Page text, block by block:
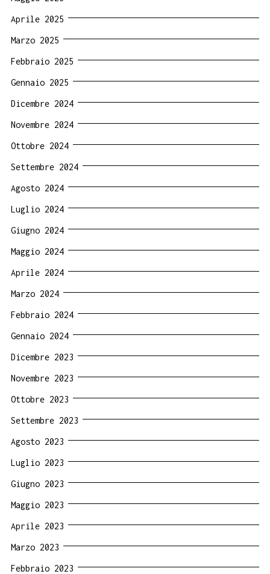
Aprile 2025
Marzo 2025
Febbraio 2025
Gennaio 2025
Dicembre 2024
Novembre 2024
Ottobre 2024
Settembre 2024
Agosto 2024
Luglio 2024
Giugno 2024
Maggio 2024
Aprile 2024
Marzo 2024
Febbraio 2024
Gennaio 2024
Dicembre 2023
Novembre 2023
Ottobre 2023
Settembre 2023
Agosto 2023
Luglio 2023
Giugno 2023
Maggio 2023
Aprile 2023
Marzo 2023
Febbraio 2023